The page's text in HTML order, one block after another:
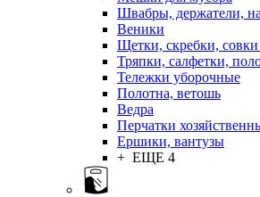
Швабры, держатели,
Веники
Щетки, скребки, совки
Тряпки, салфетки,
Тележки уборочные
Полотна, ветошь
Ведра
Перчатки
Ершики, вантузы
+ ЕЩЕ 4